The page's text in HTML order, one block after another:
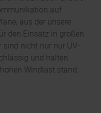
auf
aus der unsere
den Einsatz in großen
sind nicht nur nur UV-
und halten
Windlast stand.